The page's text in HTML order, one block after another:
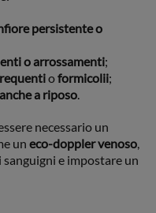
persistente o
o arrossamenti;
oformicolii;
a riposo.
necessario un
un eco-doppler venoso,
e impostare un